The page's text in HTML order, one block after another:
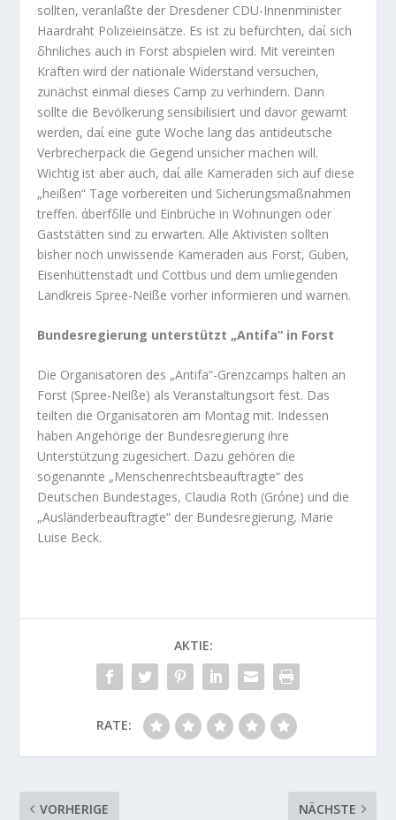
sollten, veranlaßte der Dresdener CDU-Innenminister
Haardraht Polizeieinsätze. Es ist zu befürchten, daί sich
δhnliches auch in Forst abspielen wird. Mit vereinten
Kräften wird der nationale Widerstand versuchen,
zunächst einmal dieses Camp zu verhindern. Dann
sollte die Bevölkerung sensibilisiert und davor gewarnt
werden, daί eine gute Woche lang das antideutsche
Verbrecherpack die Gegend unsicher machen will.
Wichtig ist aber auch, daί alle Kameraden sich auf diese
„heißen“ Tage vorbereiten und Sicherungsmaßnahmen
treffen. άberfδlle und Einbrüche in Wohnungen oder
Gaststätten sind zu erwarten. Alle Aktivisten sollten
bisher noch unwissende Kameraden aus Forst, Guben,
Eisenhüttenstadt und Cottbus und dem umliegenden
Landkreis Spree-Neiße vorher informieren und warnen.
Bundesregierung unterstützt „Antifa“ in Forst
Die Organisatoren des „Antifa“-Grenzcamps halten an
Forst (Spree-Neiße) als Veranstaltungsort fest. Das
teilten die Organisatoren am Montag mit. Indessen
haben Angehörige der Bundesregierung ihre
Unterstützung zugesichert. Dazu gehören die
sogenannte „Menschenrechtsbeauftragte“ des
Deutschen Bundestages, Claudia Roth (Grόne) und die
„Ausländerbeauftragte“ der Bundesregierung, Marie
Luise Beck.
AKTIE:
RATE:
VORHERIGE NÄCHSTE